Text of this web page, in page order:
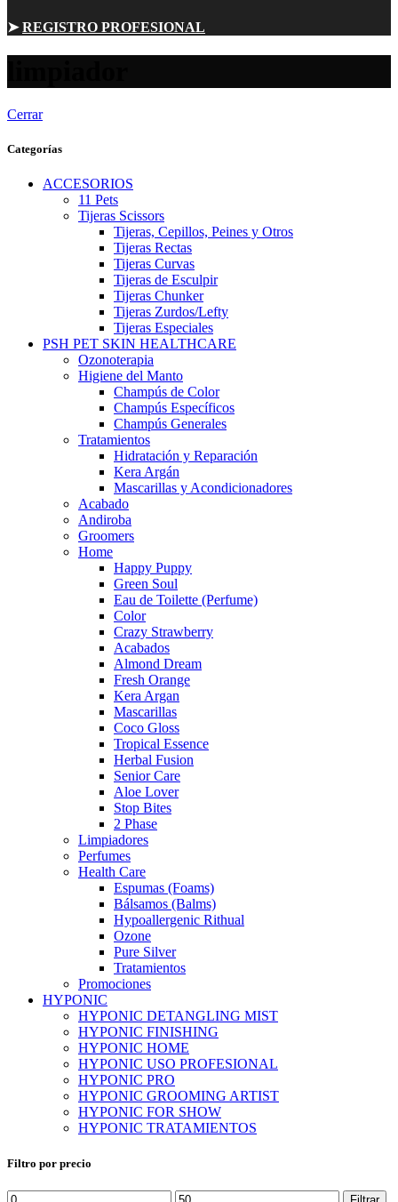
➤REGISTRO PROFESIONAL
Cerrar
Categorías
ACCESORIOS
11 Pets
Tijeras Scissors
Tijeras, Cepillos, Peines y Otros
Tijeras Rectas
Tijeras Curvas
Tijeras de Esculpir
Tijeras Chunker
Tijeras Zurdos/Lefty
Tijeras Especiales
PSH PET SKIN HEALTHCARE
Ozonoterapia
Higiene del Manto
Champús de Color
Champús Específicos
Champús Generales
Tratamientos
Hidratación y Reparación
Kera Argán
Mascarillas y Acondicionadores
Acabado
Andiroba
Groomers
Home
Happy Puppy
Green Soul
Eau de Toilette (Perfume)
Color
Crazy Strawberry
Acabados
Almond Dream
Fresh Orange
Kera Argan
Mascarillas
Coco Gloss
Tropical Essence
Herbal Fusion
Senior Care
Aloe Lover
Stop Bites
2 Phase
Limpiadores
Perfumes
Health Care
Espumas (Foams)
Bálsamos (Balms)
Hypoallergenic Rithual
Ozone
Pure Silver
Tratamientos
Promociones
HYPONIC
HYPONIC DETANGLING MIST
HYPONIC FINISHING
HYPONIC HOME
HYPONIC USO PROFESIONAL
HYPONIC PRO
HYPONIC GROOMING ARTIST
HYPONIC FOR SHOW
HYPONIC TRATAMIENTOS
Filtro por precio
Precio Precio